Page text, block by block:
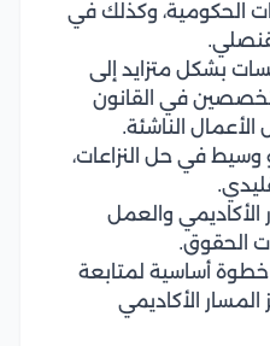
الحكومية، وكذلك في
بشكل متزايد إلى
في القانون
الناشئة.
في حل النزاعات،
الأكاديمي والعمل
الحقوق.
خطوة أساسية لمتابعة
المسار الأكاديمي